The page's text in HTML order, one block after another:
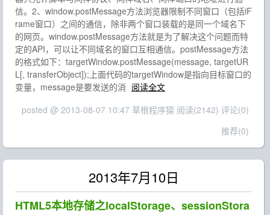
信。2、window.postMessage方法浏览器限制不同窗口（包括iF
rame窗口）之间的通信，除非两个窗口装载的是同一个域名下
的网页。window.postMessage方法就是为了解决这个问题而特
定的API，可以让不同域名的窗口互相通信。postMessage方法
的格式如下：targetWindow.postMessage(message, targetUR
L[, transferObject]);上面代码的targetWindow是指向目标窗口的
变量，message是要发送的消 阅读全文
posted @ 2013-08-07 10:47 草根程序猿 阅读(2142) 评论(0)
推荐(0)
2013年7月10日
HTML5本地存储之localStorage、sessionStora